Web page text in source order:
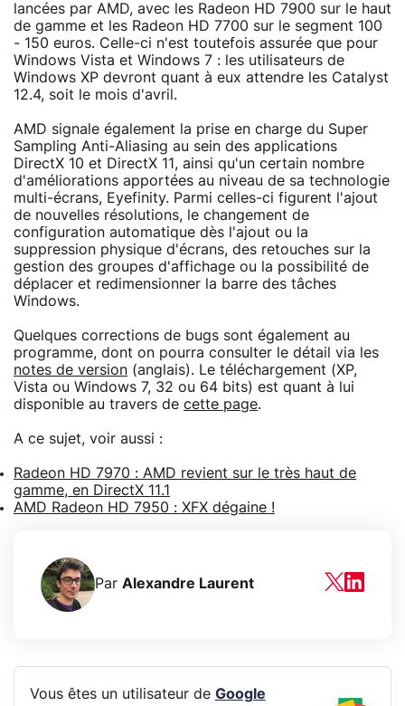
lancées par AMD, avec les Radeon HD 7900 sur le haut
de gamme et les Radeon HD 7700 sur le segment 100
- 150 euros. Celle-ci n'est toutefois assurée que pour
Windows Vista et Windows 7 : les utilisateurs de
Windows XP devront quant à eux attendre les Catalyst
12.4, soit le mois d'avril.
AMD signale également la prise en charge du Super
Sampling Anti-Aliasing au sein des applications
DirectX 10 et DirectX 11, ainsi qu'un certain nombre
d'améliorations apportées au niveau de sa technologie
multi-écrans, Eyefinity. Parmi celles-ci figurent l'ajout
de nouvelles résolutions, le changement de
configuration automatique dès l'ajout ou la
suppression physique d'écrans, des retouches sur la
gestion des groupes d'affichage ou la possibilité de
déplacer et redimensionner la barre des tâches
Windows.
Quelques corrections de bugs sont également au
programme, dont on pourra consulter le détail via les
notes de version (anglais). Le téléchargement (XP,
Vista ou Windows 7, 32 ou 64 bits) est quant à lui
disponible au travers de cette page.
A ce sujet, voir aussi :
Radeon HD 7970 : AMD revient sur le très haut de
gamme, en DirectX 11.1
AMD Radeon HD 7950 : XFX dégaine !
Par Alexandre Laurent
Vous êtes un utilisateur de Google